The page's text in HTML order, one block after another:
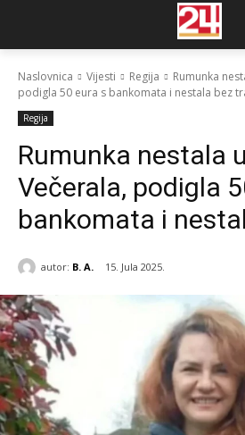
Naslovnica Vijesti Regija
Rumunka
podigla 50 eura s bankomata i nestala bez
Regija
Rumunka nestala
Večerala, podigla
bankomata i
autor: B. A. 15. Jula 2025.